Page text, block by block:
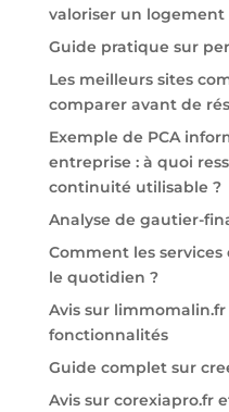
valoriser un logement
Guide pratique sur
Les meilleurs sites
comparer avant de
Exemple de PCA
entreprise : à quoi
continuité utilisable ?
Analyse de gautier-
Comment les services
le quotidien ?
Avis sur
fonctionnalités
Guide complet sur
Avis sur corexiapro.fr